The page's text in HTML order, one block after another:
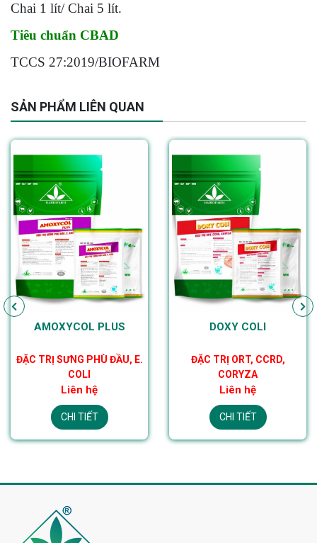
Chai 1 lít/ Chai 5 lít.
Tiêu chuẩn CBAD
TCCS 27:2019/BIOFARM
SẢN PHẨM LIÊN QUAN
AMOXYCOL PLUS
ĐẶC TRỊ SƯNG PHÙ ĐẦU, E.
COLI
Liên hệ
CHI TIẾT
DOXY COLI
ĐẶC TRỊ ORT, CCRD,
CORYZA
Liên hệ
CHI TIẾT